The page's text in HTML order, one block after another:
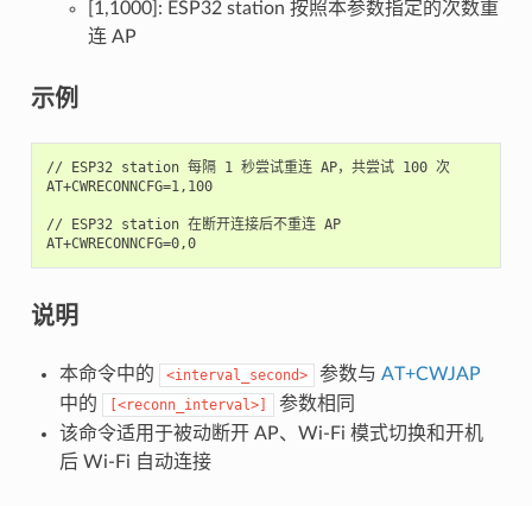
[1,1000]: ESP32 station 按照本参数指定的次数重
连 AP
示例
// ESP32 station 每隔 1 秒尝试重连 AP，共尝试 100 次
AT+CWRECONNCFG=1,100
// ESP32 station 在断开连接后不重连 AP
AT+CWRECONNCFG=0,0
说明
本命令中的 <interval_second> 参数与 AT+CWJAP
中的
[<reconn_interval>]
参数相同
该命令适用于被动断开 AP、Wi-Fi 模式切换和开机
后 Wi-Fi 自动连接